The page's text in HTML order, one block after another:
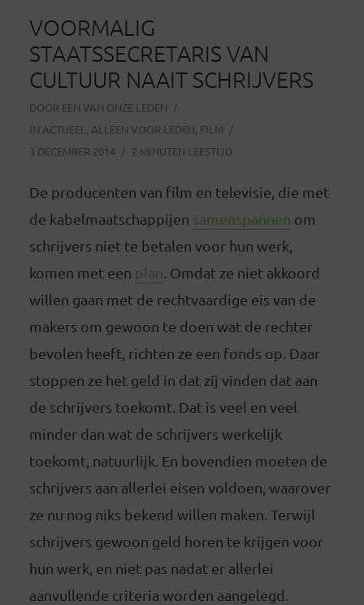
VOORMALIG
STAATSSECRETARIS VAN
CULTUUR NAAIT SCHRIJVERS
DOOR EEN VAN ONZE LEDEN
IN ACTUEEL , ALLEEN VOOR LEDEN, FILM
3 DECEMBER 2014
2 MINUTEN LEESTIJD
De producenten van film en televisie, die met
de kabelmaatschappijen samenspannen om
schrijvers niet te betalen voor hun werk,
komen met een plan . Omdat ze niet akkoord
willen gaan met de rechtvaardige eis van de
makers om gewoon te doen wat de rechter
bevolen heeft, richten ze een fonds op. Daar
stoppen ze het geld in dat zíj vinden dat aan
de schrijvers toekomt. Dat is veel en veel
minder dan wat de schrijvers werkelijk
toekomt, natuurlijk. En bovendien moeten de
schrijvers aan allerlei eisen voldoen, waarover
ze nu nog niks bekend willen maken. Terwijl
schrijvers gewoon geld horen te krijgen voor
hun werk, en niet pas nadat er allerlei
aanvullende criteria worden aangelegd.